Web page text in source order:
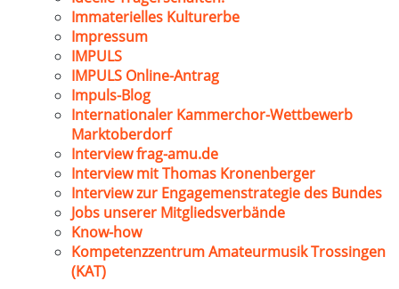
Immaterielles Kulturerbe
Impressum
IMPULS
IMPULS Online-Antrag
Impuls-Blog
Internationaler Kammerchor-Wettbewerb
Marktoberdorf
Interview frag-amu.de
Interview mit Thomas Kronenberger
Interview zur Engagemenstrategie des Bundes
Jobs unserer Mitgliedsverbände
Know-how
Kompetenzzentrum Amateurmusik Trossingen
(KAT)